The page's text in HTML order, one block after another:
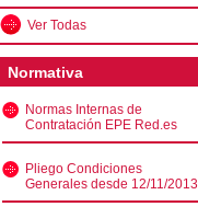
Ver Todas
Normativa
Normas Internas de
Contratación EPE Red.es
Pliego Condiciones
Generales desde 12/11/2013